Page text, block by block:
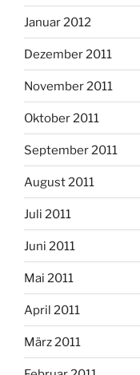
Januar 2012
Dezember 2011
November 2011
Oktober 2011
September 2011
August 2011
Juli 2011
Juni 2011
Mai 2011
April 2011
März 2011